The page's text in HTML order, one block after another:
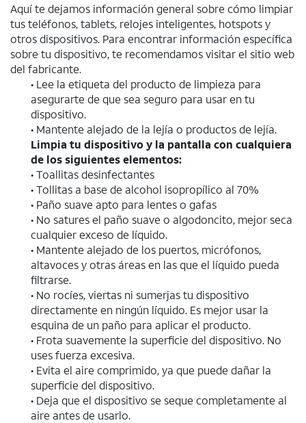
Aquí te dejamos información general sobre cómo limpiar
tus teléfonos, tablets, relojes inteligentes, hotspots y
otros dispositivos. Para encontrar información específica
sobre tu dispositivo, te recomendamos visitar el sitio web
del fabricante.
• Lee la etiqueta del producto de limpieza para
asegurarte de que sea seguro para usar en tu
dispositivo.
• Mantente alejado de la lejía o productos de lejía.
Limpia tu dispositivo y la pantalla con cualquiera
de los siguientes elementos:
• Toallitas desinfectantes
• Tollitas a base de alcohol isopropílico al 70%
• Paño suave apto para lentes o gafas
• No satures el paño suave o algodoncito, mejor seca
cualquier exceso de líquido.
• Mantente alejado de los puertos, micrófonos,
altavoces y otras áreas en las que el líquido pueda
filtrarse.
• No rocíes, viertas ni sumerjas tu dispositivo
directamente en ningún líquido. Es mejor usar la
esquina de un paño para aplicar el producto.
• Frota suavemente la superficie del dispositivo. No
uses fuerza excesiva.
• Evita el aire comprimido, ya que puede dañar la
superficie del dispositivo.
• Deja que el dispositivo se seque completamente al
aire antes de usarlo.